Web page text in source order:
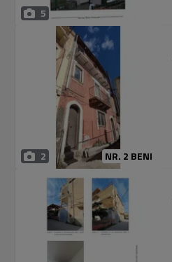
5
2 NR. 2 BENI